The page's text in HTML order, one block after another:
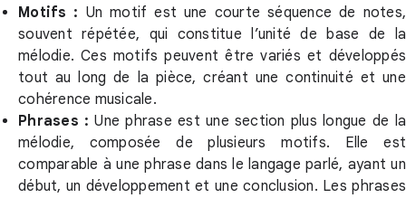
Motifs : Un motif est une courte séquence de notes,
souvent répétée, qui constitue l’unité de base de la
mélodie. Ces motifs peuvent être variés et développés
tout au long de la pièce, créant une continuité et une
cohérence musicale.
Phrases : Une phrase est une section plus longue de la
mélodie, composée de plusieurs motifs. Elle est
comparable à une phrase dans le langage parlé, ayant un
début, un développement et une conclusion. Les phrases